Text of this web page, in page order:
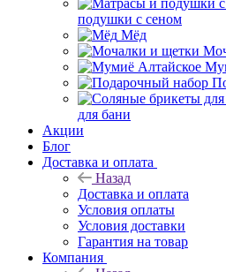
подушки с сеном
Мёд
для бани
Акции
Блог
Доставка и оплата
Назад
Доставка и оплата
Условия оплаты
Условия доставки
Гарантия на товар
Компания